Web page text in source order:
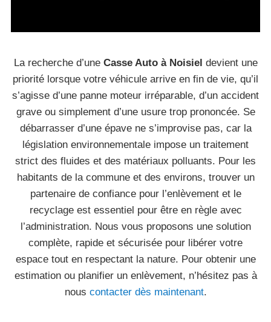
La recherche d’une Casse Auto à Noisiel devient une
priorité lorsque votre véhicule arrive en fin de vie, qu’il
s’agisse d’une panne moteur irréparable, d’un accident
grave ou simplement d’une usure trop prononcée. Se
débarrasser d’une épave ne s’improvise pas, car la
législation environnementale impose un traitement
strict des fluides et des matériaux polluants. Pour les
habitants de la commune et des environs, trouver un
partenaire de confiance pour l’enlèvement et le
recyclage est essentiel pour être en règle avec
l’administration. Nous vous proposons une solution
complète, rapide et sécurisée pour libérer votre
espace tout en respectant la nature. Pour obtenir une
estimation ou planifier un enlèvement, n’hésitez pas à
nous contacter dès maintenant.